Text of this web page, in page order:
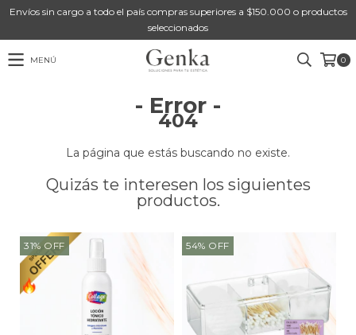
Envíos sin cargo a todo el país compras superiores a $150.000 o productos
seleccionados
MENÚ 0
- Error -
404
La página que estás buscando no existe.
Quizás te interesen los siguientes
productos.
31% OFF 54% OFF